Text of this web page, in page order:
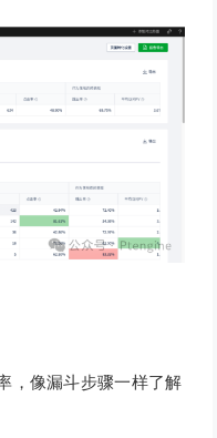
，像漏斗步骤一样了解